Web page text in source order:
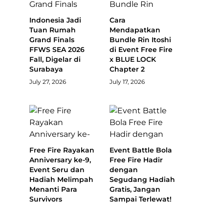
Indonesia Jadi
Tuan Rumah
Grand Finals
FFWS SEA 2026
Fall, Digelar di
Surabaya
July 27, 2026
Cara
Mendapatkan
Bundle Rin Itoshi
di Event Free Fire
x BLUE LOCK
Chapter 2
July 17, 2026
Free Fire Rayakan
Anniversary ke-9,
Event Seru dan
Hadiah Melimpah
Menanti Para
Survivors
Event Battle Bola
Free Fire Hadir
dengan
Segudang Hadiah
Gratis, Jangan
Sampai Terlewat!